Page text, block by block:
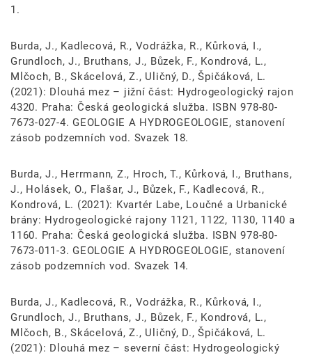
1.
Burda, J., Kadlecová, R., Vodrážka, R., Kůrková, I.,
Grundloch, J., Bruthans, J., Bůzek, F., Kondrová, L.,
Mlčoch, B., Skácelová, Z., Uličný, D., Špičáková, L.
(2021): Dlouhá mez – jižní část: Hydrogeologický rajon
4320. Praha: Česká geologická služba. ISBN 978-80-
7673-027-4. GEOLOGIE A HYDROGEOLOGIE, stanovení
zásob podzemních vod. Svazek 18.
Burda, J., Herrmann, Z., Hroch, T., Kůrková, I., Bruthans,
J., Holásek, O., Flašar, J., Bůzek, F., Kadlecová, R.,
Kondrová, L. (2021): Kvartér Labe, Loučné a Urbanické
brány: Hydrogeologické rajony 1121, 1122, 1130, 1140 a
1160. Praha: Česká geologická služba. ISBN 978-80-
7673-011-3. GEOLOGIE A HYDROGEOLOGIE, stanovení
zásob podzemních vod. Svazek 14.
Burda, J., Kadlecová, R., Vodrážka, R., Kůrková, I.,
Grundloch, J., Bruthans, J., Bůzek, F., Kondrová, L.,
Mlčoch, B., Skácelová, Z., Uličný, D., Špičáková, L.
(2021): Dlouhá mez – severní část: Hydrogeologický